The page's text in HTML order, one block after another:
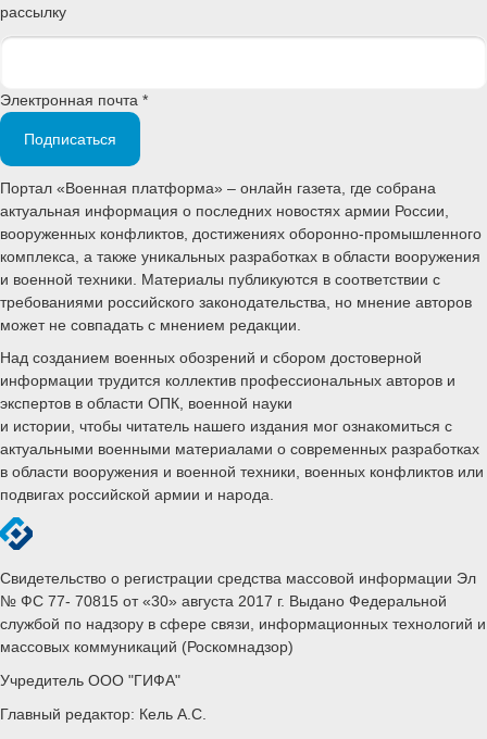
рассылку
Электронная почта *
Подписаться
Портал «Военная платформа» – онлайн газета, где собрана
актуальная информация о последних новостях армии России,
вооруженных конфликтов, достижениях оборонно-промышленного
комплекса, а также уникальных разработках в области вооружения
и военной техники. Материалы публикуются в соответствии с
требованиями российского законодательства, но мнение авторов
может не совпадать с мнением редакции.
Над созданием военных обозрений и сбором достоверной
информации трудится коллектив профессиональных авторов и
экспертов в области ОПК, военной науки
и истории, чтобы читатель нашего издания мог ознакомиться с
актуальными военными материалами о современных разработках
в области вооружения и военной техники, военных конфликтов или
подвигах российской армии и народа.
Свидетельство о регистрации средства массовой информации Эл
№ ФС 77- 70815 от «30» августа 2017 г. Выдано Федеральной
службой по надзору в сфере связи, информационных технологий и
массовых коммуникаций (Роскомнадзор)
Учредитель ООО "ГИФА"
Главный редактор: Кель А.С.